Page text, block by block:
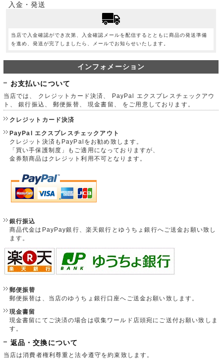
入金・発送
当店で入金確認ができ次第、入金確認メールを配信するとともに商品の発送準備
を進め、発送が完了しましたら、メールでお知らせいたします。
インフォメーション
お支払いについて
当店では、 クレジットカード決済、 PayPal エクスプレスチェックアウ
ト、 銀行振込、 郵便振替、 現金書留、 をご用意しております。
クレジットカード決済
PayPal エクスプレスチェックアウト
クレジット決済もPayPalをお勧め致します。
「買い手保護制度」もご適用になっておりますが、
金券類商品はクレジット利用不可となります。
銀行振込
商品代金はPayPay銀行、楽天銀行とゆうちょ銀行へご送金お願い致し
ます。
郵便振替
郵便振替は、当店のゆうちょ銀行口座へご送金お願い致します。
現金書留
現金書留にてご決済の場合は収集ワールド店頭宛にご送付お願い致しま
す。
返品・交換について
当店は消費者権利尊重と法令遵守を約束致します。